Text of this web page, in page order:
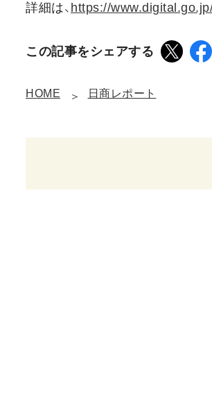
詳細は、 https://
この記事をシェアする
HOME 日商レポート